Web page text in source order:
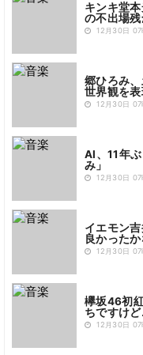
キンキ堂
の不出場残
12月30日 07
郷ひろみ
世界観を
12月30日 07
AI、11年
み」
12月30日 07
イエモン
良かったか
12月30日 07
欅坂46初
ちですけど
12月30日 07